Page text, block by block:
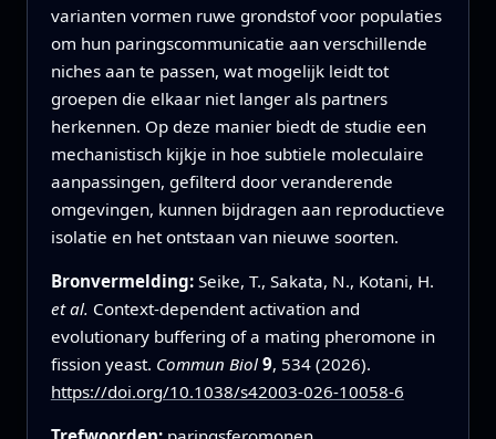
varianten vormen ruwe grondstof voor populaties
om hun paringscommunicatie aan verschillende
niches aan te passen, wat mogelijk leidt tot
groepen die elkaar niet langer als partners
herkennen. Op deze manier biedt de studie een
mechanistisch kijkje in hoe subtiele moleculaire
aanpassingen, gefilterd door veranderende
omgevingen, kunnen bijdragen aan reproductieve
isolatie en het ontstaan van nieuwe soorten.
Bronvermelding: Seike, T., Sakata, N., Kotani, H.
et al. Context-dependent activation and
evolutionary buffering of a mating pheromone in
fission yeast. Commun Biol 9, 534 (2026).
https://doi.org/10.1038/s42003-026-10058-6